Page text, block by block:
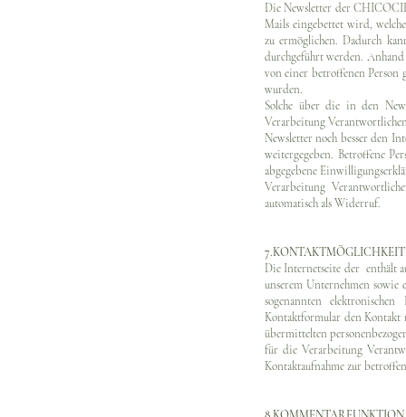
Die Newsletter der
Mails eingebettet wird,
zu ermöglichen. Dadurch
durchgeführt werden.
von einer betroffenen Person
wurden.
Solche über die in den
Verarbeitung
Newsletter noch besser den
weitergegeben. Betroffene
abgegebene
Verarbeitung
automatisch als Widerruf.
Die Internetseite der enthält
unserem Unternehmen
sogenannten
Kontaktformular den
übermittelten
für die Verarbeitung
Kontaktaufnahme zur